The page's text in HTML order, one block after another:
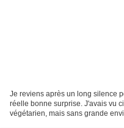
Je reviens après un long silence
réelle bonne surprise. J'avais vu
végétarien, mais sans grande